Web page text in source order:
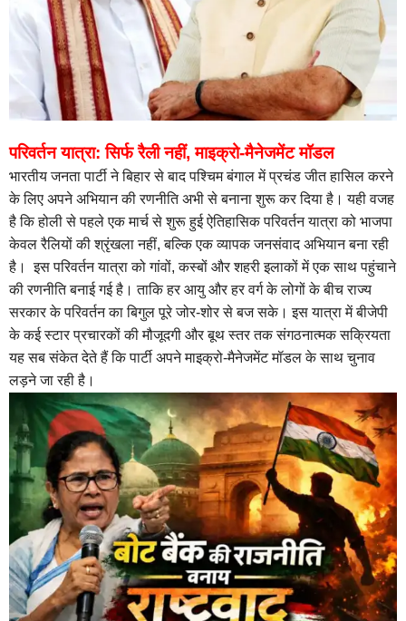
परिवर्तन यात्रा: सिर्फ रैली नहीं, माइक्रो-मैनेजमेंट मॉडल
भारतीय जनता पार्टी ने बिहार से बाद पश्चिम बंगाल में प्रचंड जीत हासिल करने
के लिए अपने अभियान की रणनीति अभी से बनाना शुरू कर दिया है। यही वजह
है कि होली से पहले एक मार्च से शुरू हुई ऐतिहासिक परिवर्तन यात्रा को भाजपा
केवल रैलियों की श्रृंखला नहीं, बल्कि एक व्यापक जनसंवाद अभियान बना रही
है। इस परिवर्तन यात्रा को गांवों, कस्बों और शहरी इलाकों में एक साथ पहुंचाने
की रणनीति बनाई गई है। ताकि हर आयु और हर वर्ग के लोगों के बीच राज्य
सरकार के परिवर्तन का बिगुल पूरे जोर-शोर से बज सके। इस यात्रा में बीजेपी
के कई स्टार प्रचारकों की मौजूदगी और बूथ स्तर तक संगठनात्मक सक्रियता
यह सब संकेत देते हैं कि पार्टी अपने माइक्रो-मैनेजमेंट मॉडल के साथ चुनाव
लड़ने जा रही है।